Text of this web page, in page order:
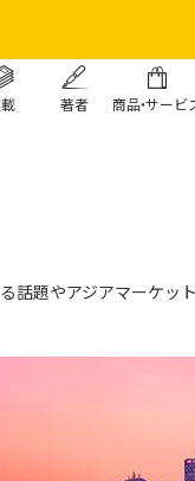
著者 商品・サービ
話題やアジアマーケッ